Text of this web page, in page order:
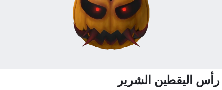
رأس اليقطين الشرير